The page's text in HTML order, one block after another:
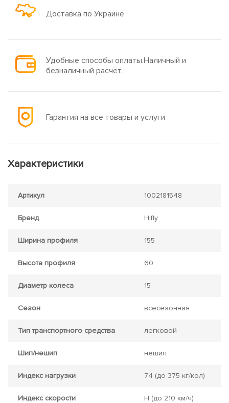
Доставка по Украине
Удобные способы оплаты.Наличный и
безналичный расчёт.
Гарантия на все товары и услуги
Характеристики
Артикул 1002181548
Бренд Hifly
Ширина профиля 155
Высота профиля 60
Диаметр колеса 15
Сезон всесезонная
Тип транспортного средства легковой
Шип/нешип нешип
Индекс нагрузки 74 (до 375 кг/кол)
Индекс скорости H (до 210 км/ч)